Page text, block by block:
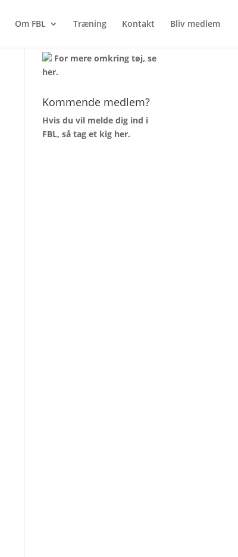
Om FBL Træning Kontakt Bliv medlem
For mere omkring tøj, se
her.
Kommende medlem?
Hvis du vil melde dig ind i
FBL, så tag et kig her.